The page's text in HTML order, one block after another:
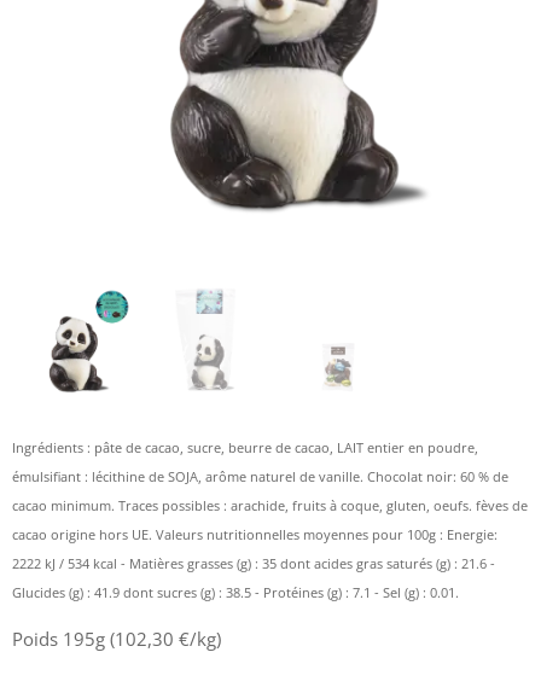
Ingrédients : pâte de cacao, sucre, beurre de cacao, LAIT entier en poudre,
émulsifiant : lécithine de SOJA, arôme naturel de vanille. Chocolat noir: 60 % de
cacao minimum. Traces possibles : arachide, fruits à coque, gluten, oeufs. fèves de
cacao origine hors UE. Valeurs nutritionnelles moyennes pour 100g : Energie:
2222 kJ / 534 kcal - Matières grasses (g) : 35 dont acides gras saturés (g) : 21.6 -
Glucides (g) : 41.9 dont sucres (g) : 38.5 - Protéines (g) : 7.1 - Sel (g) : 0.01.
Poids 195g (102,30 €/kg)